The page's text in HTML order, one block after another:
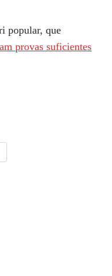
popular, que
provas suficientes